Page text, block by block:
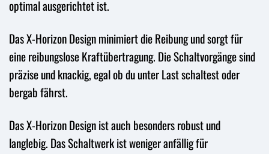
optimal ausgerichtet ist.
Das X-Horizon Design minimiert die Reibung und sorgt für
eine reibungslose Kraftübertragung. Die Schaltvorgänge sind
präzise und knackig, egal ob du unter Last schaltest oder
bergab fährst.
Das X-Horizon Design ist auch besonders robust und
langlebig. Das Schaltwerk ist weniger anfällig für